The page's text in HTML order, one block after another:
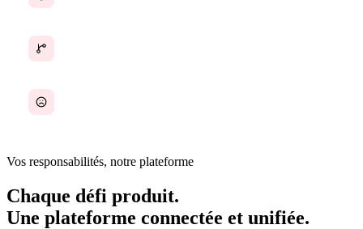
Vos responsabilités, notre plateforme
Chaque défi produit.
Une plateforme connectée et unifiée.